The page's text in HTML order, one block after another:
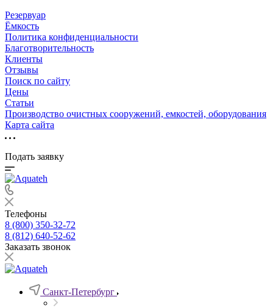
Резервуар
Ёмкость
Политика конфиденциальности
Благотворительность
Клиенты
Отзывы
Поиск по сайту
Цены
Статьи
Производство очистных сооружений, емкостей, оборудования
Карта сайта
Подать заявку
Телефоны
8 (800) 350-32-72
8 (812) 640-52-62
Заказать звонок
Санкт-Петербург